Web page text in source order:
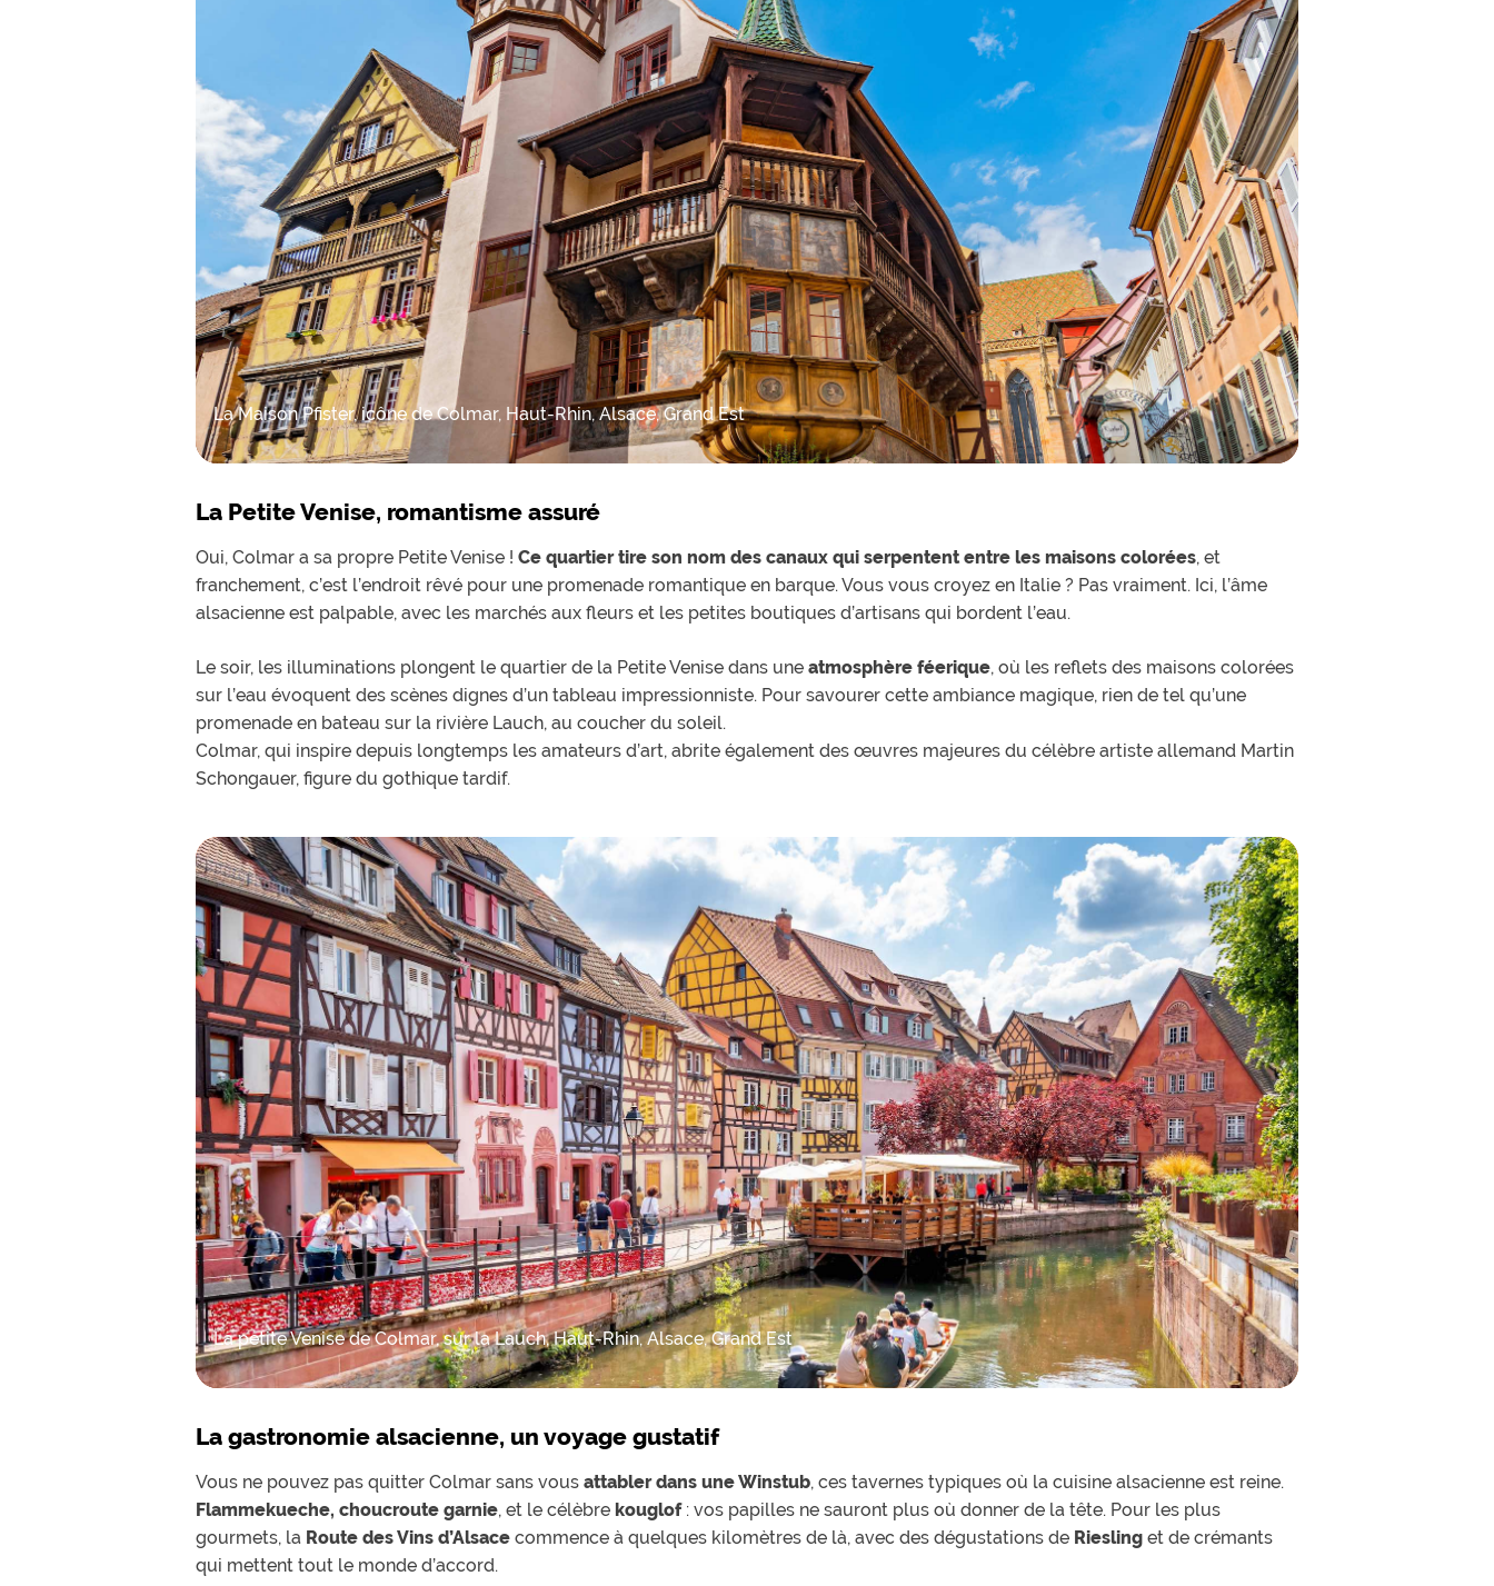
La Maison Pfister, icône de Colmar, Haut-Rhin, Alsace, Grand Est
La Petite Venise, romantisme assuré
Oui, Colmar a sa propre Petite Venise ! Ce quartier tire son nom des canaux qui serpentent entre les maisons colorées, et
franchement, c’est l’endroit rêvé pour une promenade romantique en barque. Vous vous croyez en Italie ? Pas vraiment. Ici, l’âme
alsacienne est palpable, avec les marchés aux fleurs et les petites boutiques d’artisans qui bordent l’eau.
Le soir, les illuminations plongent le quartier de la Petite Venise dans une atmosphère féerique, où les reflets des maisons colorées
sur l’eau évoquent des scènes dignes d’un tableau impressionniste. Pour savourer cette ambiance magique, rien de tel qu’une
promenade en bateau sur la rivière Lauch, au coucher du soleil.
Colmar, qui inspire depuis longtemps les amateurs d’art, abrite également des œuvres majeures du célèbre artiste allemand Martin
Schongauer, figure du gothique tardif.
La petite Venise de Colmar, sur la Lauch, Haut-Rhin, Alsace, Grand Est
La gastronomie alsacienne, un voyage gustatif
Vous ne pouvez pas quitter Colmar sans vous attabler dans une Winstub, ces tavernes typiques où la cuisine alsacienne est reine.
Flammekueche, choucroute garnie, et le célèbre kouglof: vos papilles ne sauront plus où donner de la tête. Pour les plus
gourmets, la Route des Vins d’Alsace commence à quelques kilomètres de là, avec des dégustations de Riesling et de crémants
qui mettent tout le monde d’accord.